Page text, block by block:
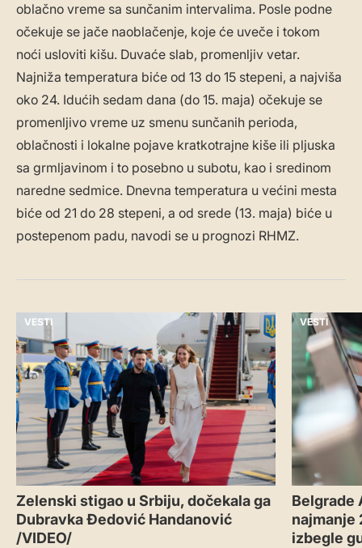
oblačno vreme sa sunčanim intervalima. Posle podne
očekuje se jače naoblačenje, koje će uveče i tokom
noći usloviti kišu. Duvaće slab, promenljiv vetar.
Najniža temperatura biće od 13 do 15 stepeni, a najviša
oko 24. Idućih sedam dana (do 15. maja) očekuje se
promenljivo vreme uz smenu sunčanih perioda,
oblačnosti i lokalne pojave kratkotrajne kiše ili pljuska
sa grmljavinom i to posebno u subotu, kao i sredinom
naredne sedmice. Dnevna temperatura u većini mesta
biće od 21 do 28 stepeni, a od srede (13. maja) biće u
postepenom padu, navodi se u prognozi RHMZ.
VESTI
Zelenski stigao u Srbiju, dočekala ga
Dubravka Đedović Handanović
/VIDEO/
VESTI
Belgrade
najmanje
izbegle